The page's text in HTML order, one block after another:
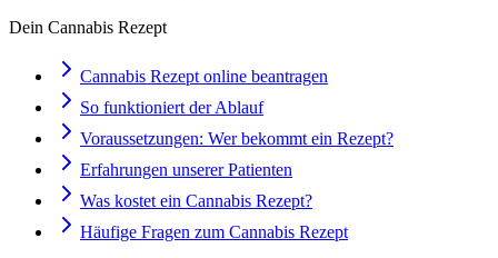
Dein Cannabis Rezept
Cannabis Rezept online beantragen
So funktioniert der Ablauf
Voraussetzungen: Wer bekommt ein Rezept?
Erfahrungen unserer Patienten
Was kostet ein Cannabis Rezept?
Häufige Fragen zum Cannabis Rezept